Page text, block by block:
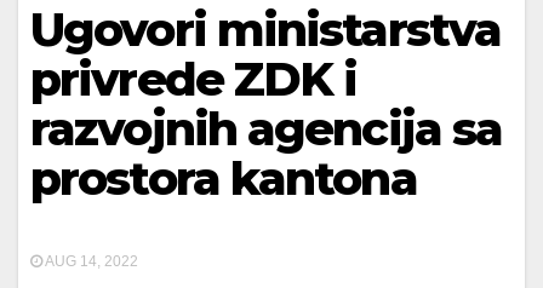
Ugovori ministarstva
privrede ZDK i
razvojnih agencija sa
prostora kantona
AUG 14, 2022